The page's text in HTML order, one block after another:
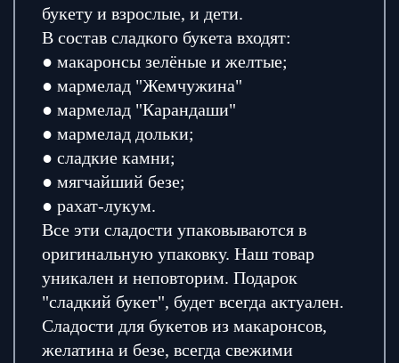
букету и взрослые, и дети.
В состав сладкого букета входят:
● макаронсы зелёные и желтые;
● мармелад "Жемчужина"
● мармелад "Карандаши"
● мармелад дольки;
● сладкие камни;
● мягчайший безе;
● рахат-лукум.
Все эти сладости упаковываются в
оригинальную упаковку. Наш товар
уникален и неповторим. Подарок
"сладкий букет", будет всегда актуален.
Сладости для букетов из макаронсов,
желатина и безе, всегда свежими